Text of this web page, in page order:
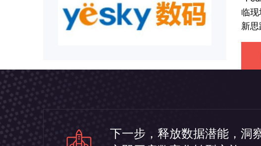
临
新思
下一步，释放数据潜能，洞